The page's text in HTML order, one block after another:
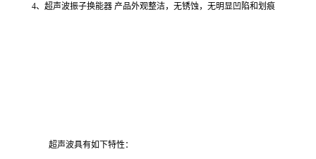
4、超声波振子换能器 产品外观整洁，无锈蚀，无明显凹陷和划痕
超声波具有如下特性：